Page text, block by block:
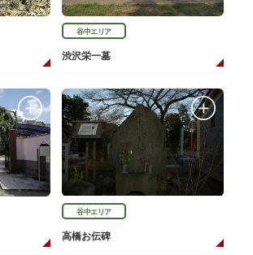
谷中エリア
渋沢栄一墓
谷中エリア
高橋お伝碑